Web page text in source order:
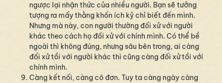
ngược lại nhận thức của nhiều người. Bạn sẽ tưởng
tượng ra mấy thằng khốn ích kỷ chỉ biết đến mình.
Nhưng mà này, con người thường đối xử với người
khác theo cách họ đối xử với chính mình. Có thể bề
ngoài thì không đúng, nhưng sâu bên trong, ai càng
đối xử tồi với người khác thì cũng càng đối xử tồi với
chính mình.
Càng kết nối, càng cô đơn. Tuy ta càng ngày càng